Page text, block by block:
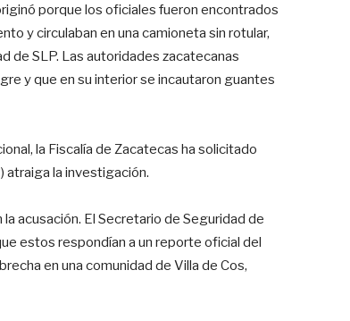
porque los oficiales fueron encontrados
y circulaban en una camioneta sin rotular,
de SLP. Las autoridades zacatecanas
y que en su interior se incautaron guantes
la Fiscalía de Zacatecas ha solicitado
atraiga la investigación.
acusación. El Secretario de Seguridad de
estos respondían a un reporte oficial del
en una comunidad de Villa de Cos,